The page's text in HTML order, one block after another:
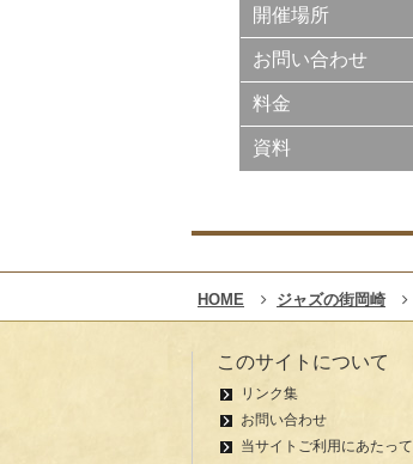
開催場所
お問い合わせ
料金
資料
HOME ジャズの街岡崎
このサイトについて
リンク集
お問い合わせ
当サイトご利用にあたって